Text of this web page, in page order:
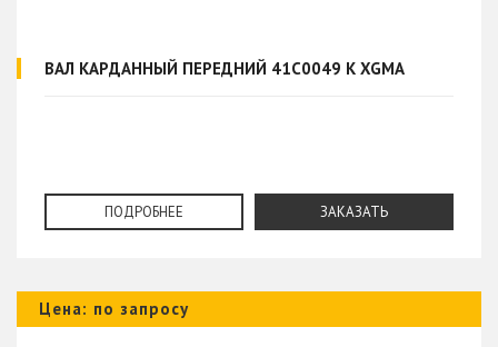
ВАЛ КАРДАННЫЙ ПЕРЕДНИЙ 41C0049 К XGMA
ПОДРОБНЕЕ ЗАКАЗАТЬ
Цена: по запросу